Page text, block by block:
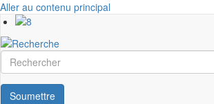
Aller au contenu principal
Rechercher
Soumettre